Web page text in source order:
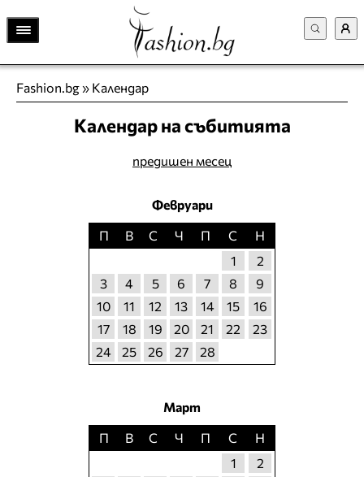
Fashion.bg» Календар
Календар на събитията
предишен месец
Февруари
П
В С Ч П С
Н
1
2
3
4 5 6 7 8
9
10
11 12 13 14 15
16
17
18 19 20 21 22
23
24
25 26 27 28
Март
П
В С Ч П С
Н
1
2